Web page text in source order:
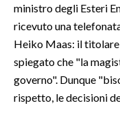
ministro degli Esteri
ricevuto una
Heiko Maas: il titolare
spiegato che "la
governo". Dunque
rispetto, le decisioni